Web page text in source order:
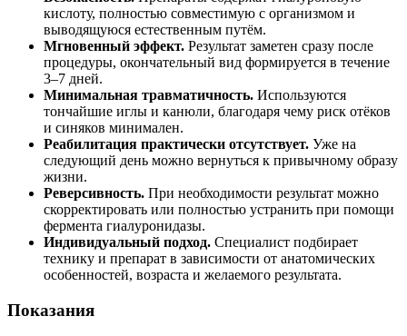
кислоту, полностью совместимую с организмом и
выводящуюся естественным путём.
Мгновенный эффект. Результат заметен сразу после
процедуры, окончательный вид формируется в течение
3–7 дней.
Минимальная травматичность. Используются
тончайшие иглы и канюли, благодаря чему риск отёков
и синяков минимален.
Реабилитация практически отсутствует. Уже на
следующий день можно вернуться к привычному образу
жизни.
Реверсивность. При необходимости результат можно
скорректировать или полностью устранить при помощи
фермента гиалуронидазы.
Индивидуальный подход. Специалист подбирает
технику и препарат в зависимости от анатомических
особенностей, возраста и желаемого результата.
Показания